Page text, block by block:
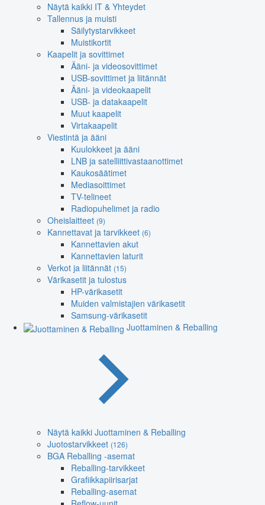
Näytä kaikki IT & Yhteydet
Tallennus ja muisti
Säilytystarvikkeet
Muistikortit
Kaapelit ja sovittimet
Ääni- ja videosovittimet
USB-sovittimet ja liitännät
Ääni- ja videokaapelit
USB- ja datakaapelit
Muut kaapelit
Virtakaapelit
Viestintä ja ääni
Kuulokkeet ja ääni
LNB ja satelliittivastaanottimet
Kaukosäätimet
Mediasoittimet
TV-telineet
Radiopuhelimet ja radio
Oheislaitteet (9)
Kannettavat ja tarvikkeet (6)
Kannettavien akut
Kannettavien laturit
Verkot ja liitännät (15)
Värikasetit ja tulostus
HP-värikasetit
Muiden valmistajien värikasetit
Samsung-värikasetit
Juottaminen & Reballing
Näytä kaikki Juottaminen & Reballing
Juotostarvikkeet (126)
BGA Reballing -asemat
Reballing-tarvikkeet
Grafiikkapiirisarjat
Reballing-asemat